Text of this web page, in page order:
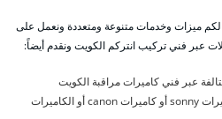
ميزات وخدمات متنوعة ومتعددة ونعمل على
عبر فني تركيب انتركم الكويت ونقدم أيضاً:
عبر فني كاميرات مراقبة الكويت
نعمل على توفير كافة قطع الغيار للكاميرات sonny أو كاميرات canon أو الكاميرات